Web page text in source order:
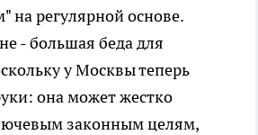
на регулярной основе.
- большая беда для
у Москвы теперь
она может жестко
законным целям,